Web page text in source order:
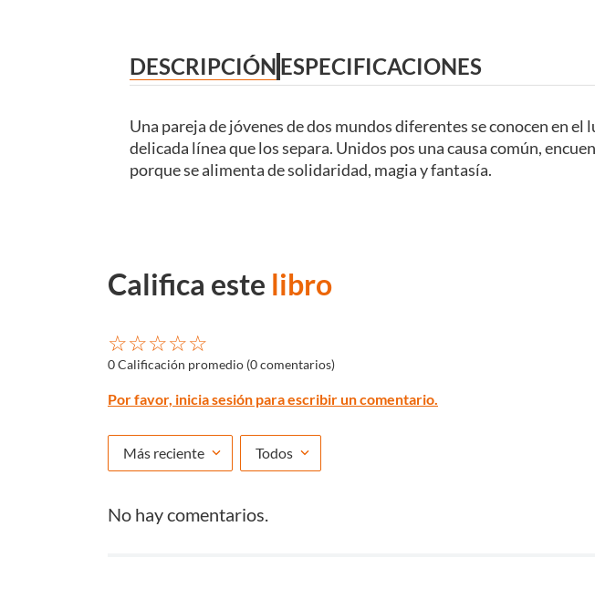
DESCRIPCIÓN ESPECIFICACIONES
Una pareja de jóvenes de dos mundos diferentes se conocen en
delicada línea que los separa. Unidos pos una causa común,
porque se alimenta de solidaridad, magia y fantasía.
Califica este libro
☆☆☆☆☆
0 Calificación promedio (0 comentarios)
Por favor, inicia sesión para escribir un comentario.
Más reciente Todos
No hay comentarios.